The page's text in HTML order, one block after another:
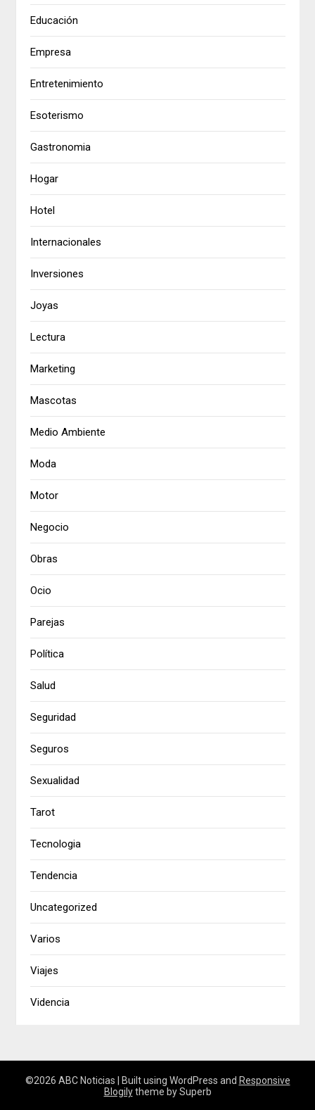
Educación
Empresa
Entretenimiento
Esoterismo
Gastronomia
Hogar
Hotel
Internacionales
Inversiones
Joyas
Lectura
Marketing
Mascotas
Medio Ambiente
Moda
Motor
Negocio
Obras
Ocio
Parejas
Política
Salud
Seguridad
Seguros
Sexualidad
Tarot
Tecnologia
Tendencia
Uncategorized
Varios
Viajes
Videncia
©2026 ABC Noticias | Built using WordPress and Responsive
Blogilytheme by Superb